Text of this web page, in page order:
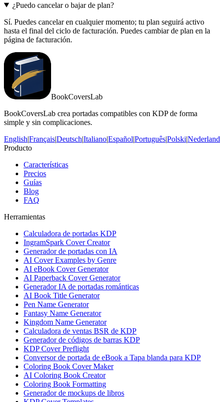
¿Puedo cancelar o bajar de plan?
Sí. Puedes cancelar en cualquier momento; tu plan seguirá activo
hasta el final del ciclo de facturación. Puedes cambiar de plan en la
página de facturación.
BookCoversLab
BookCoversLab crea portadas compatibles con KDP de forma
simple y sin complicaciones.
English|Français|Deutsch|Italiano|Español|Português|Polski|
Producto
Características
Precios
Guías
Blog
FAQ
Herramientas
Calculadora de portadas KDP
IngramSpark Cover Creator
Generador de portadas con IA
AI Cover Examples by Genre
AI eBook Cover Generator
AI Paperback Cover Generator
Generador IA de portadas románticas
AI Book Title Generator
Pen Name Generator
Fantasy Name Generator
Kingdom Name Generator
Calculadora de ventas BSR de KDP
Generador de códigos de barras KDP
KDP Cover Preflight
Conversor de portada de eBook a Tapa blanda para KDP
Coloring Book Cover Maker
AI Coloring Book Creator
Coloring Book Formatting
Generador de mockups de libros